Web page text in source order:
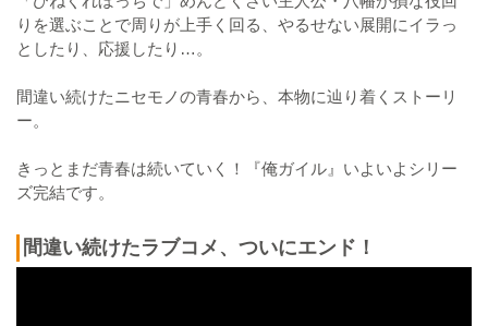
りを選ぶことで周りが上手く回る、やるせない展開にイラっ
としたり、応援したり…。
間違い続けたニセモノの青春から、本物に辿り着くストーリ
ー。
きっとまだ青春は続いていく！『俺ガイル』いよいよシリー
ズ完結です。
間違い続けたラブコメ、ついにエンド！